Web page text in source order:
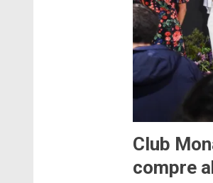
Club
compre